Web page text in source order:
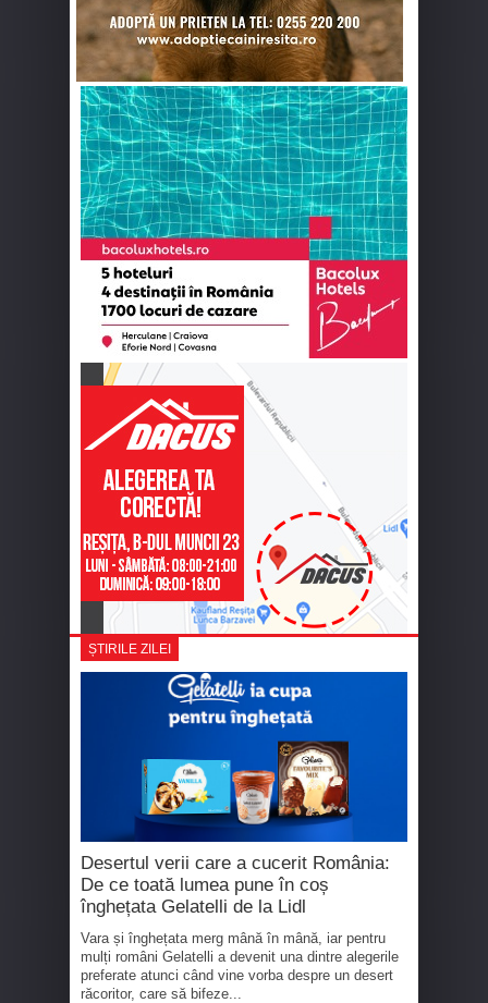
ȘTIRILE ZILEI
Desertul verii care a cucerit România:
De ce toată lumea pune în coș
înghețata Gelatelli de la Lidl
Vara și înghețata merg mână în mână, iar pentru
mulți români Gelatelli a devenit una dintre alegerile
preferate atunci când vine vorba despre un desert
răcoritor, care să bifeze...